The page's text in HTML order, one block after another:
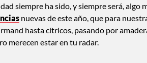
siempre ha sido, y siempre será, algo
nuevas de este año, que para
hasta cítricos, pasando por
merecen estar en tu radar.